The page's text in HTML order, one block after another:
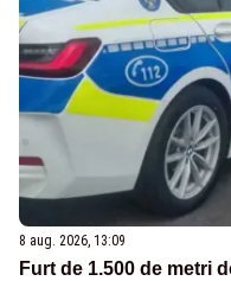
8 aug. 2026, 13:09
Furt de 1.500 de metri